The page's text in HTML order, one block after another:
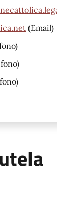
(Email)